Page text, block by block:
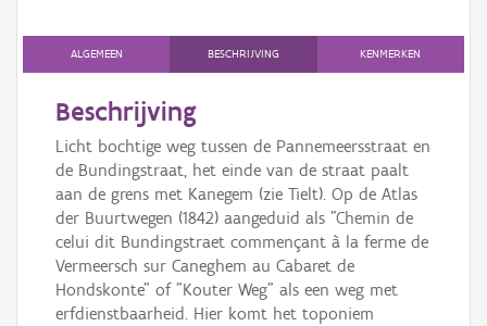
Persoon of collectief
Downloads
Hergebruik
Aanmelden
ALGEMEEN BESCHRIJVING KENMERKEN
Beschrijving
Licht bochtige weg tussen de Pannemeersstraat en
de Bundingstraat, het einde van de straat paalt
aan de grens met Kanegem (zie Tielt). Op de Atlas
der Buurtwegen (1842) aangeduid als "Chemin de
celui dit Bundingstraet commençant à la ferme de
Vermeersch sur Caneghem au Cabaret de
Hondskonte" of "Kouter Weg" als een weg met
erfdienstbaarheid. Hier komt het toponiem